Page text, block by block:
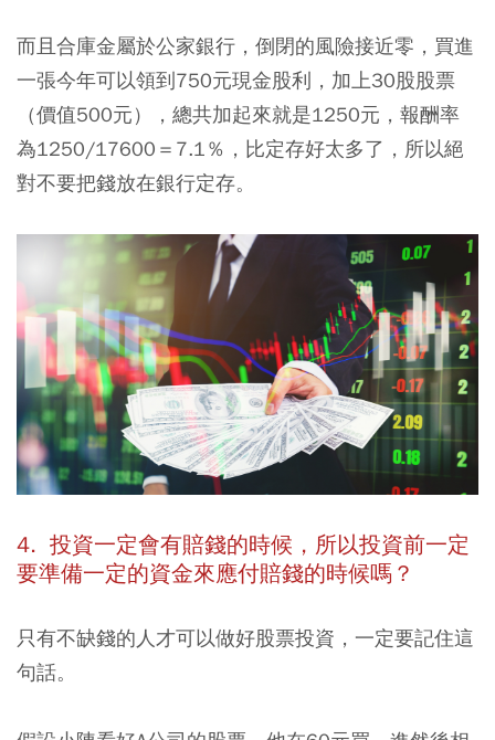
而且合庫金屬於公家銀行，倒閉的風險接近零，買進
一張今年可以領到750元現金股利，加上30股股票
（價值500元），總共加起來就是1250元，報酬率
為1250/17600＝7.1％，比定存好太多了，所以絕
對不要把錢放在銀行定存。
4. 投資一定會有賠錢的時候，所以投資前一定
要準備一定的資金來應付賠錢的時候嗎？
只有不缺錢的人才可以做好股票投資，一定要記住這
句話。